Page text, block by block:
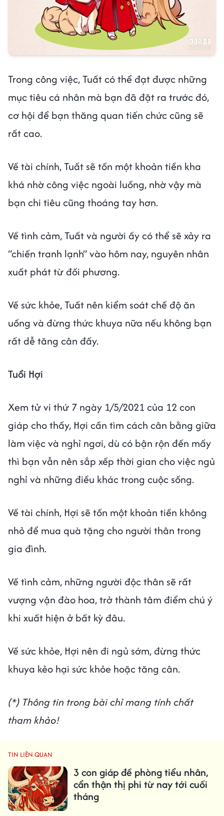
Trong công việc, Tuất có thể đạt được những
mục tiêu cá nhân mà bạn đã đặt ra trước đó,
cơ hội để bạn thăng quan tiến chức cũng sẽ
rất cao.
Về tài chính, Tuất sẽ tốn một khoản tiền kha
khá nhờ công việc ngoài luồng, nhờ vậy mà
bạn chi tiêu cũng thoáng tay hơn.
Về tình cảm, Tuất và người ấy có thể sẽ xảy ra
“chiến tranh lạnh” vào hôm nay, nguyên nhân
xuất phát từ đối phương.
Về sức khỏe, Tuất nên kiểm soát chế độ ăn
uống và đừng thức khuya nữa nếu không bạn
rất dễ tăng cân đấy.
Tuổi Hợi
Xem tử vi thứ 7 ngày 1/5/2021 của 12 con
giáp cho thấy, Hợi cần tìm cách cân bằng giữa
làm việc và nghỉ ngơi, dù có bận rộn đến mấy
thì bạn vẫn nên sắp xếp thời gian cho việc ngủ
nghỉ và những điều khác trong cuộc sống.
Về tài chính, Hợi sẽ tốn một khoản tiền không
nhỏ để mua quà tặng cho người thân trong
gia đình.
Về tình cảm, những người độc thân sẽ rất
vượng vận đào hoa, trở thành tâm điểm chú ý
khi xuất hiện ở bất kỳ đâu.
Về sức khỏe, Hợi nên đi ngủ sớm, đừng thức
khuya kẻo hại sức khỏe hoặc tăng cân.
(*) Thông tin trong bài chỉ mang tính chất
tham khảo!
TIN LIÊN QUAN
3 con giáp đề phòng tiểu nhân,
cẩn thận thị phi từ nay tới cuối
tháng